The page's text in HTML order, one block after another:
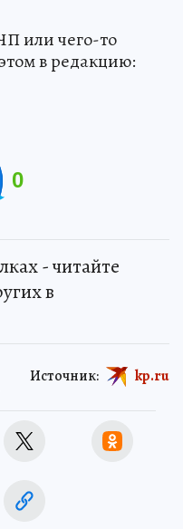
или чего-то
в редакцию:
0
- читайте
в
Источник: kp.ru